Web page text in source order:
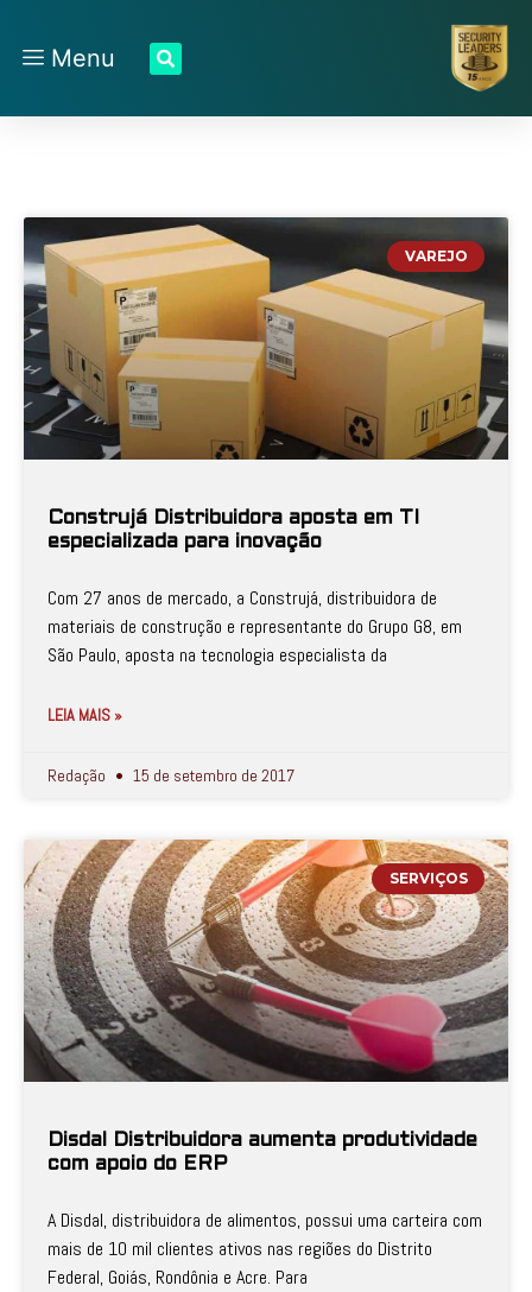
Menu
VAREJO
Construjá Distribuidora aposta em TI
especializada para inovação
Com 27 anos de mercado, a Construjá, distribuidora de
materiais de construção e representante do Grupo G8, em
São Paulo, aposta na tecnologia especialista da
LEIA MAIS »
Redação 15 de setembro de 2017
SERVIÇOS
Disdal Distribuidora aumenta produtividade
com apoio do ERP
A Disdal, distribuidora de alimentos, possui uma carteira com
mais de 10 mil clientes ativos nas regiões do Distrito
Federal, Goiás, Rondônia e Acre. Para